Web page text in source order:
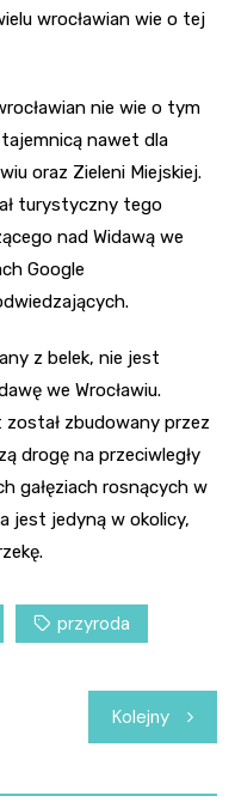
wrocławian wie o tej
nie wie o tym
nawet dla
oraz Zieleni Miejskiej.
turystyczny tego
nad Widawą we
Google
z belek, nie jest
we Wrocławiu.
zbudowany przez
drogę na przeciwległy
gałęziach rosnących w
jest jedyną w okolicy,
przyroda
Kolejny